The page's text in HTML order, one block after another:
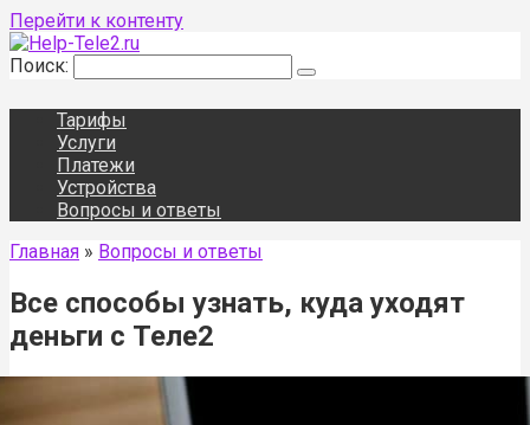
Перейти к контенту
Поиск:
Тарифы
Услуги
Платежи
Устройства
Вопросы и ответы
Главная » Вопросы и ответы
Все способы узнать, куда уходят
деньги с Теле2